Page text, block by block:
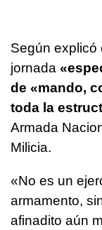
Según explicó
jornada
de «mando,
toda la
Armada
Milicia.
«No es un
armamento,
afinadito aún